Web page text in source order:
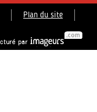
Plan du site